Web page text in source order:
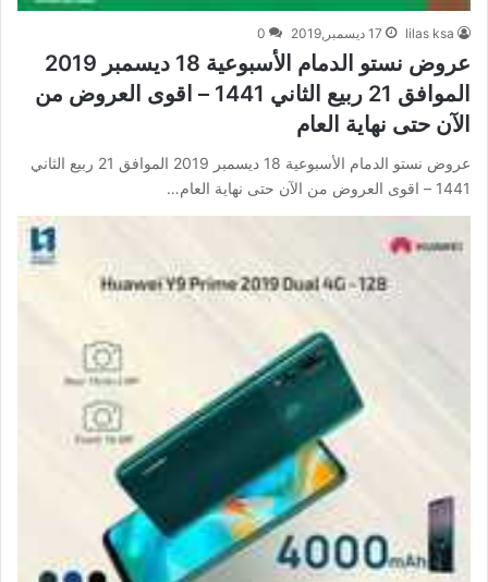
lilas ksa 17 ديسمبر,2019 0
عروض نستو الدمام الأسبوعية 18 ديسمبر 2019
الموافق 21 ربيع الثاني 1441 – اقوى العروض من
الآن حتى نهاية العام
عروض نستو الدمام الأسبوعية 18 ديسمبر 2019 الموافق 21 ربيع الثاني
1441 – اقوى العروض من الآن حتى نهاية العام…